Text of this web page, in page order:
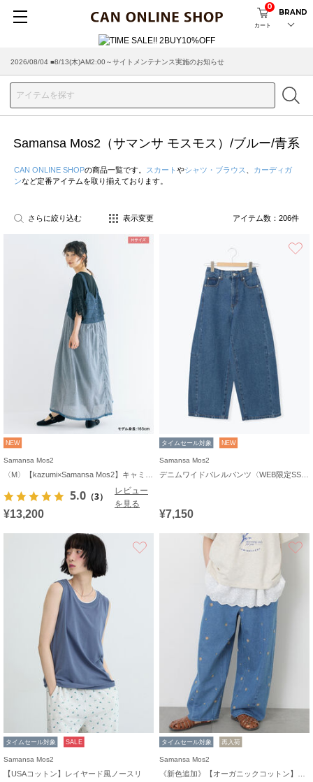
カート
0
BRAND
2026/08/04 ■8/13(木)AM2:00～サイトメンテナンス実施のお知らせ
2026/07/29 ■【お知らせ】ヤマト運輸の配送遅延・停止について
Samansa Mos2（サマンサ モスモス）/ブルー/青系
CAN ONLINE SHOPの商品一覧です。 スカート やシャツ・ブラウス
カーディガ
ンなど定番アイテムを取り揃えております。
さらに絞り込む 表示変更 アイテム数： 206件
NEW
Samansa Mos2
5.0 （3）
レビュー
を見る
¥13,200
タイムセール対象 NEW
Samansa Mos2
¥7,150
タイムセール対象 SALE
Samansa Mos2
【USAコットン】レイヤード風ノースリ
タイムセール対象 再入荷
Samansa Mos2